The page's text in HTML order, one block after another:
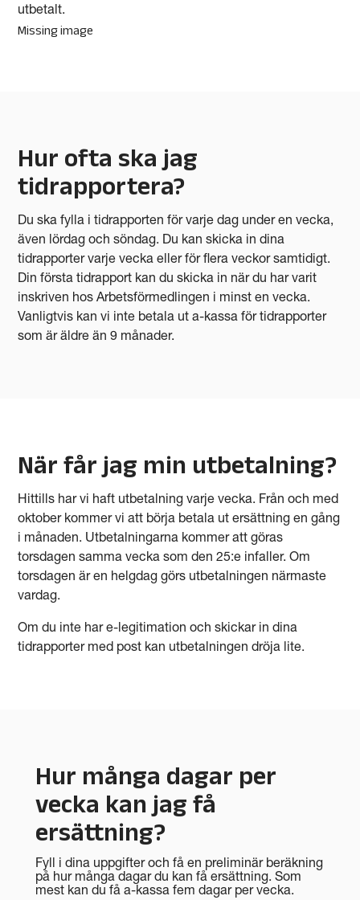
utbetalt.
Missing image
Hur ofta ska jag
tidrapportera?
Du ska fylla i tidrapporten för varje dag under en vecka,
även lördag och söndag. Du kan skicka in dina
tidrapporter varje vecka eller för flera veckor samtidigt.
Din första tidrapport kan du skicka in när du har varit
inskriven hos Arbetsförmedlingen i minst en vecka.
Vanligtvis kan vi inte betala ut a-kassa för tidrapporter
som är äldre än 9 månader.
När får jag min utbetalning?
Hittills har vi haft utbetalning varje vecka. Från och med
oktober kommer vi att börja betala ut ersättning en gång
i månaden. Utbetalningarna kommer att göras
torsdagen samma vecka som den 25:e infaller. Om
torsdagen är en helgdag görs utbetalningen närmaste
vardag.
Om du inte har e-legitimation och skickar in dina
tidrapporter med post kan utbetalningen dröja lite.
Hur många dagar per
vecka kan jag få
ersättning?
Fyll i dina uppgifter och få en preliminär beräkning
på hur många dagar du kan få ersättning. Som
mest kan du få a-kassa fem dagar per vecka.